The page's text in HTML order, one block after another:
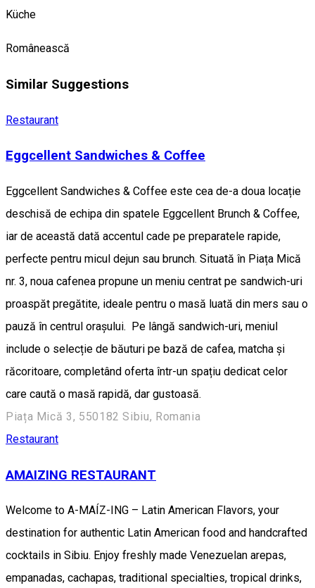
Küche
Românească
Similar Suggestions
Restaurant
Eggcellent Sandwiches & Coffee
Eggcellent Sandwiches & Coffee este cea de-a doua locație
deschisă de echipa din spatele Eggcellent Brunch & Coffee,
iar de această dată accentul cade pe preparatele rapide,
perfecte pentru micul dejun sau brunch. Situată în Piața Mică
nr. 3, noua cafenea propune un meniu centrat pe sandwich-uri
proaspăt pregătite, ideale pentru o masă luată din mers sau o
pauză în centrul orașului. Pe lângă sandwich-uri, meniul
include o selecție de băuturi pe bază de cafea, matcha și
răcoritoare, completând oferta într-un spațiu dedicat celor
care caută o masă rapidă, dar gustoasă.
Piața Mică 3, 550182 Sibiu, Romania
Restaurant
AMAIZING RESTAURANT
Welcome to A-MAÍZ-ING – Latin American Flavors, your
destination for authentic Latin American food and handcrafted
cocktails in Sibiu. Enjoy freshly made Venezuelan arepas,
empanadas, cachapas, traditional specialties, tropical drinks,